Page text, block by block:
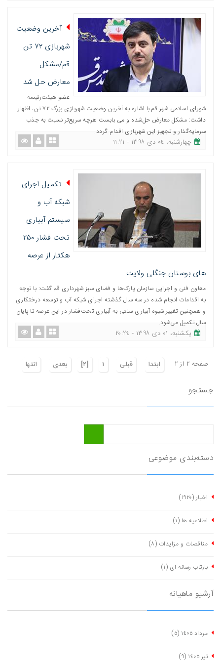
آخرین وضعیت
شهربازی ۷۲ تن
قم/مشکل
معارض حل‌ شد
عضو هیئت‌رئیسه
شورای اسلامی شهر قم با اشاره به آخرین وضعیت شهربازی بزرگ ۷۲ تن، اظهار
داشت: مشکل معارض حل‌شده و می بابست هرچه سریع‌تر نسبت به جذب
سرمایه‌گذار و تجهیز این شهربازی اقدام گردد.
چهارشنبه، ٠٤ دی ١٣٩٨ - ١١:٢١
تکمیل اجرای
شبکه آب و
سیستم آبیاری
تحت فشار ۲۵۰
هکتار از عرصه
های بوستان جنگلی ولایت
معاون فنی و اجرایی سازمان پارک‌ها و فضای سبز شهرداری قم گفت: با توجه
به اقدامات انجام‌ شده در سه سال گذشته اجرای شبکه آب و توسعه درختکاری
و همچنین تغییر شیوه آبیاری سنتی به آبیاری تحت‌فشار در این عرصه تا پایان
سال تکمیل می‌شود.
یکشنبه، ٠١ دی ١٣٩٨ - ٢٠:٢٤
صفحه ٢ از ٢ ابتدا قبلی ١ [٢] بعدی انتها
جستجو
دسته‌بندی موضوعی
اخبار(١٩٢٠)
اطلاعیه ها (١)
مناقصات و مزایدات (٨)
بازتاب رسانه ای (١)
آرشیو ماهیانه
مرداد ١٤٠٥ (٥)
تیر ١٤٠٥ (٩)